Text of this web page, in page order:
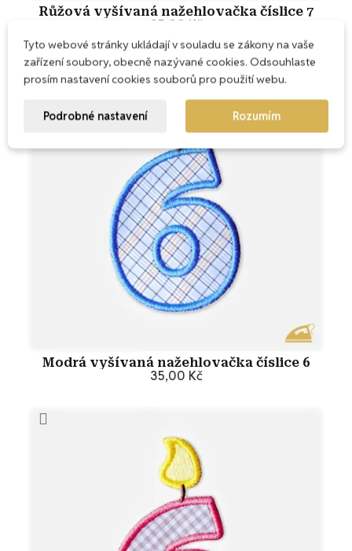
Růžová vyšívaná nažehlovačka číslice 7
35,00 Kč
Přidat do košíku
Modrá vyšívaná nažehlovačka číslice 6
35,00 Kč
Přidat do košíku
Tyto webové stránky ukládají v souladu se zákony na vaše
zařízení soubory, obecně nazývané cookies. Odsouhlaste
prosím nastavení cookies souborů pro použití webu.
Podrobné nastavení Rozumím